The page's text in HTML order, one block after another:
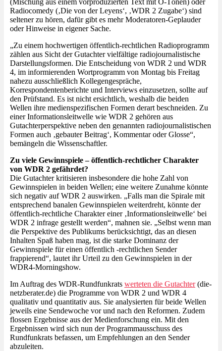
Radiocomedy (‚Die von der Leyens‘, ‚WDR 2 Zugabe‘) sind
seltener zu hören, dafür gibt es mehr Moderatoren-Geplauder
oder Hinweise in eigener Sache.
„Zu einem hochwertigen öffentlich-rechtlichen Radioprogramm
zählen aus Sicht der Gutachter vielfältige radiojournalistische
Darstellungsformen. Die Entscheidung von WDR 2 und WDR
4, im informierenden Wortprogramm von Montag bis Freitag
nahezu ausschließlich Kollegengespräche,
Korrespondentenberichte und Interviews einzusetzen, sollte auf
den Prüfstand. Es ist nicht ersichtlich, weshalb die beiden
Wellen ihre medienspezifischen Formen derart beschneiden. Zu
einer Informationsleitwelle wie WDR 2 gehören aus
Gutachterperspektive neben den genannten radiojournalistischen
Formen auch ‚gebauter Beitrag‘, Kommentar oder Glosse“,
bemängeln die Wissenschaftler.
Zu viele Gewinnspiele – öffentlich-rechtlicher Charakter
von WDR 2 gefährdet?
Die Gutachter kritisieren insbesondere die hohe Zahl von
Gewinnspielen in beiden Wellen; eine weitere Zunahme könnte
sich negativ auf WDR 2 auswirken. „Falls man die Spirale mit
entsprechend banalen Gewinnspielen weiterdreht, könnte der
öffentlich-rechtliche Charakter einer ‚Informationsleitwelle‘ bei
WDR 2 infrage gestellt werden“, mahnen sie. „Selbst wenn man
die Perspektive des Publikums berücksichtigt, das an diesen
Inhalten Spaß haben mag, ist die starke Dominanz der
Gewinnspiele für einen öffentlich -rechtlichen Sender
frappierend“, lautet ihr Urteil zu den Gewinnspielen in der
WDR4-Morningshow.
Im Auftrag des WDR-Rundfunkrats werteten die Gutachter(die-
netzberater.de) die Programme von WDR 2 und WDR 4
qualitativ und quantitativ aus. Sie analysierten für beide Wellen
jeweils eine Sendewoche vor und nach den Reformen. Zudem
flossen Ergebnisse aus der Medienforschung ein. Mit den
Ergebnissen wird sich nun der Programmausschuss des
Rundfunkrats befassen, um Empfehlungen an den Sender
abzuleiten.